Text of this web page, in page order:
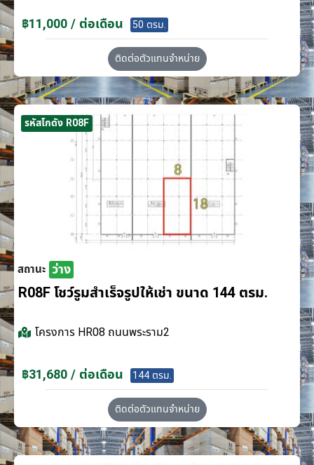
฿11,000 / ต่อเดือน 50 ตรม.
ติดต่อตัวแทนจำหน่าย
รหัสโกดัง R08F
สถานะ ว่าง
R08F โชว์รูมสำเร็จรูปให้เช่า ขนาด 144 ตรม.
โครงการ HR08 ถนนพระราม2
฿31,680 / ต่อเดือน 144 ตรม.
ติดต่อตัวแทนจำหน่าย